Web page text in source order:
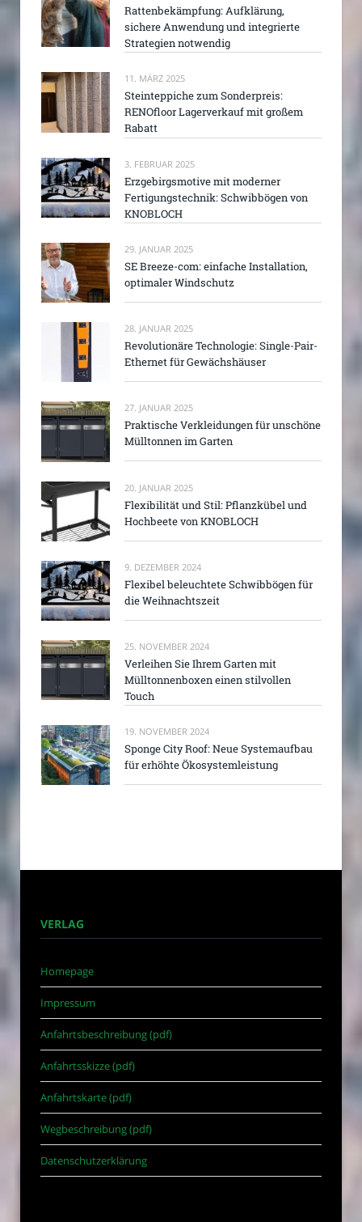
Rattenbekämpfung: Aufklärung,
sichere Anwendung und integrierte
Strategien notwendig
11. MÄRZ 2025
Steinteppiche zum Sonderpreis:
RENOfloor Lagerverkauf mit großem
Rabatt
3. FEBRUAR 2025
Erzgebirgsmotive mit moderner
Fertigungstechnik: Schwibbögen von
KNOBLOCH
29. JANUAR 2025
SE Breeze-com: einfache Installation,
optimaler Windschutz
28. JANUAR 2025
Revolutionäre Technologie: Single-Pair-
Ethernet für Gewächshäuser
27. JANUAR 2025
Praktische Verkleidungen für unschöne
Mülltonnen im Garten
20. JANUAR 2025
Flexibilität und Stil: Pflanzkübel und
Hochbeete von KNOBLOCH
9. DEZEMBER 2024
Flexibel beleuchtete Schwibbögen für
die Weihnachtszeit
25. NOVEMBER 2024
Verleihen Sie Ihrem Garten mit
Mülltonnenboxen einen stilvollen
Touch
19. NOVEMBER 2024
Sponge City Roof: Neue Systemaufbau
für erhöhte Ökosystemleistung
VERLAG
Homepage
Impressum
Anfahrtsbeschreibung (pdf)
Anfahrtsskizze (pdf)
Anfahrtskarte (pdf)
Wegbeschreibung (pdf)
Datenschutzerklärung